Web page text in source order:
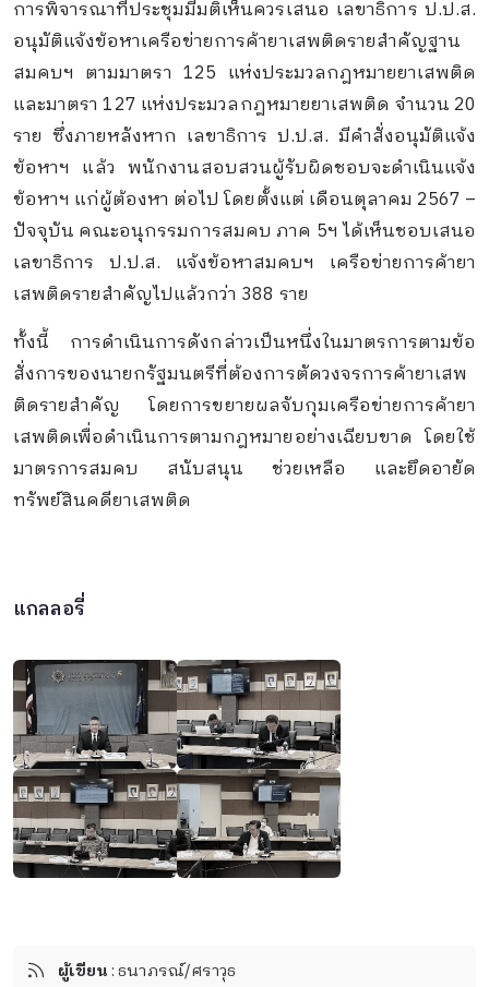
การพิจารณาที่ประชุมมีมติเห็นควรเสนอ เลขาธิการ ป.ป.ส.
อนุมัติแจ้งข้อหาเครือข่ายการค้ายาเสพติดรายสำคัญฐาน
สมคบฯ ตามมาตรา 125 แห่งประมวลกฎหมายยาเสพติด
และมาตรา 127 แห่งประมวลกฎหมายยาเสพติด จำนวน 20
ราย ซึ่งภายหลังหาก เลขาธิการ ป.ป.ส. มีคำสั่งอนุมัติแจ้ง
ข้อหาฯ แล้ว พนักงานสอบสวนผู้รับผิดชอบจะดำเนินแจ้ง
ข้อหาฯ แก่ผู้ต้องหา ต่อไป โดยตั้งแต่ เดือนตุลาคม 2567 –
ปัจจุบัน คณะอนุกรรมการสมคบ ภาค 5ฯ ได้เห็นชอบเสนอ
เลขาธิการ ป.ป.ส. แจ้งข้อหาสมคบฯ เครือข่ายการค้ายา
เสพติดรายสำคัญไปแล้วกว่า 388 ราย
ทั้งนี้ การดำเนินการดังกล่าวเป็นหนึ่งในมาตรการตามข้อ
สั่งการของนายกรัฐมนตรีที่ต้องการตัดวงจรการค้ายาเสพ
ติดรายสำคัญ โดยการขยายผลจับกุมเครือข่ายการค้ายา
เสพติดเพื่อดำเนินการตามกฎหมายอย่างเฉียบขาด โดยใช้
มาตรการสมคบ สนับสนุน ช่วยเหลือ และยึดอายัด
ทรัพย์สินคดียาเสพติด
แกลลอรี่
ผู้เขียน: ธนาภรณ์/ศราวุธ